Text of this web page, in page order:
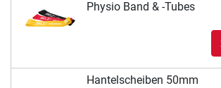
Physio Band & -Tubes
Hantelscheiben 50mm